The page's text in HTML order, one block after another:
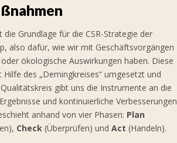
Grundlage für die CSR-Strategie der
also dafür, wie wir mit Geschäftsvorgängen
ökologische Auswirkungen haben. Diese
des „Demingkreises“ umgesetzt und
gibt uns die Instrumente an die
und kontinuierliche Verbesserungen
anhand von vier Phasen: Plan
Check (Überprüfen) und Act (Handeln).